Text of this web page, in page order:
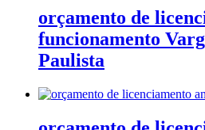
orçamento de
funcionamento
Paulista